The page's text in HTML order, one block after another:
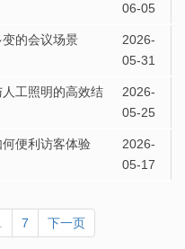
06-05
的会议场景
2026-
05-31
工照明的高效结
2026-
05-25
便利访客体验
2026-
05-17
7 下一页